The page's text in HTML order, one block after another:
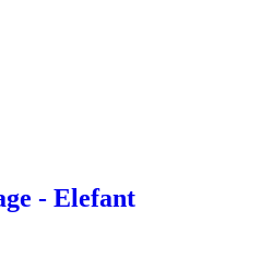
- Elefant